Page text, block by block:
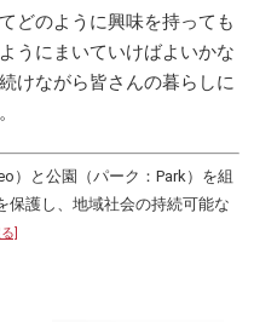
どのように興味を持っても
うにまいていけばよいかな
けながら皆さんの暮らしに
）と公園（パーク：Park）を組
保護し、地域社会の持続可能な
]